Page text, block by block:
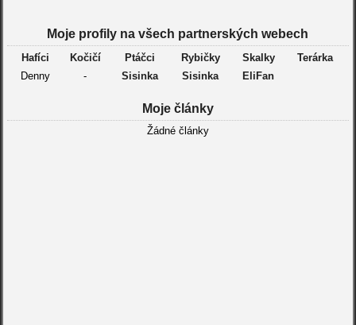
Moje profily na všech partnerských webech
Hafíci Kočičí Ptáčci Rybičky Skalky
Terárka
Denny
- Sisinka Sisinka EliFan
Moje články
Žádné články